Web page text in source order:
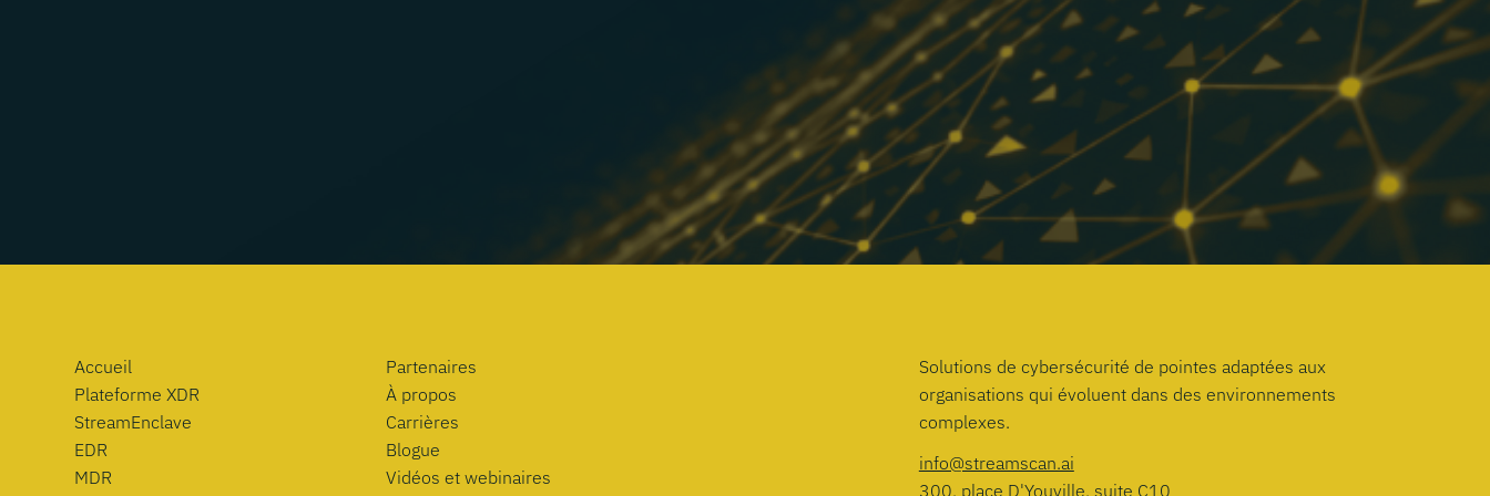
Accueil
Plateforme XDR
StreamEnclave
EDR
MDR
Partenaires
À propos
Carrières
Blogue
Vidéos et webinaires
Solutions de cybersécurité de pointes adaptées aux
organisations qui évoluent dans des environnements
complexes.
info@streamscan.ai
300, place D'Youville, suite C10